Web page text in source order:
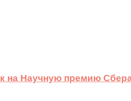
на Научную премию